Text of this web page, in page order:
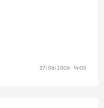
27/06/2006 14:08